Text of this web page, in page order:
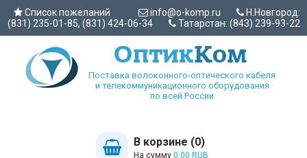
Список пожеланий info@o-komp.ru
Н.Новгород:
(831) 235-01-85, (831) 424-06-34
Татарстан: (843) 239-93-22
Поставка волоконного-оптического кабеля
и телекоммуникационного оборудования
по всей России
В корзине (0)
На сумму 0.00 RUB